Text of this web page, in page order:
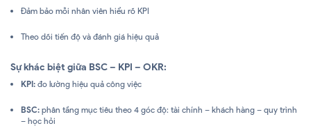
Đảm bảo mỗi nhân viên hiểu rõ KPI
Theo dõi tiến độ và đánh giá hiệu quả
Sự khác biệt giữa BSC – KPI – OKR:
KPI: đo lường hiệu quả công việc
BSC: phân tầng mục tiêu theo 4 góc độ: tài chính – khách hàng – quy trình
– học hỏi